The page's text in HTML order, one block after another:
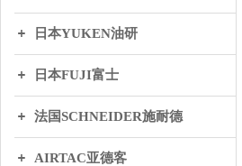
日本YUKEN油研
日本FUJI富士
法国SCHNEIDER施耐德
AIRTAC亚德客